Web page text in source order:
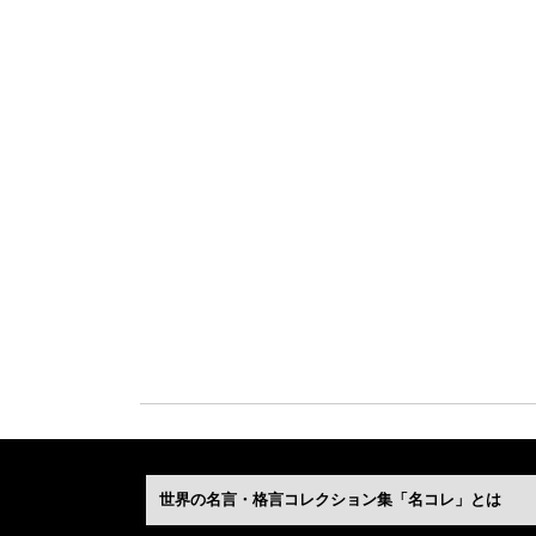
世界の名言・格言コレクション集「名コレ」とは